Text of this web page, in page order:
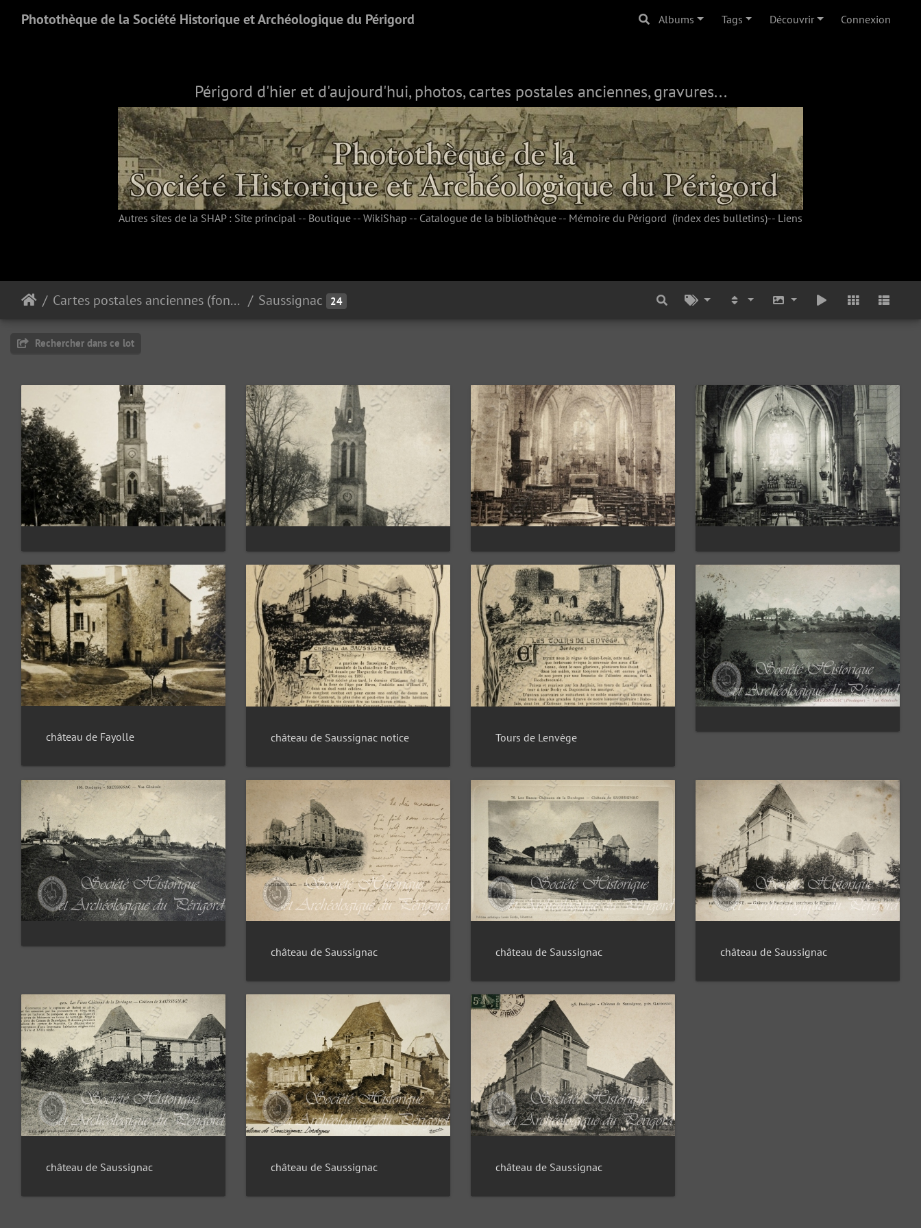
Photothèque de la Société Historique et Archéologique du Périgord Albums Tags Découvrir Connexion
Périgord d'hier et d'aujourd'hui, photos, cartes postales anciennes, gravures...
Autres sites de la SHAP : Site principal -- Boutique -- WikiShap -- Catalogue de la bibliothèque -- Mémoire du Périgord (index des bulletins)-- Liens
Cartes postales anciennes (fonds Pommarède) Saussignac 24
Rechercher dans ce lot
château de Fayolle château de Saussignac notice Tours de Lenvège
château de Saussignac château de Saussignac château de Saussignac
château de Saussignac château de Saussignac château de Saussignac